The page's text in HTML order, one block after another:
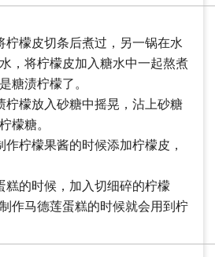
柠檬皮切条后煮过，另一锅在水
，将柠檬皮加入糖水中一起熬煮
糖渍柠檬了。
柠檬放入砂糖中摇晃，沾上砂糖
檬糖。
作柠檬果酱的时候添加柠檬皮，
糕的时候，加入切细碎的柠檬
作马德莲蛋糕的时候就会用到柠